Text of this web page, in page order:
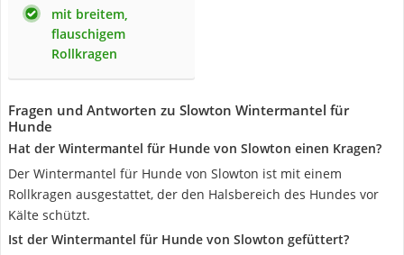
mit breitem,
flauschigem
Rollkragen
Fragen und Antworten zu Slowton Wintermantel für
Hunde
Hat der Wintermantel für Hunde von Slowton einen Kragen?
Der Wintermantel für Hunde von Slowton ist mit einem
Rollkragen ausgestattet, der den Halsbereich des Hundes vor
Kälte schützt.
Ist der Wintermantel für Hunde von Slowton gefüttert?